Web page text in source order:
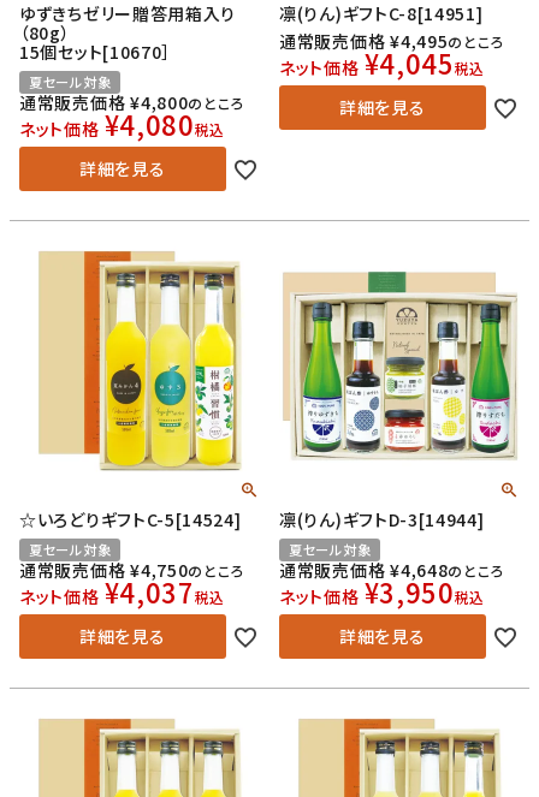
ゆずきちゼリー贈答用箱入り
（80g）
15個セット[10670］
夏セール対象
通常販売価格 ¥4,800のところ
ネット価格 ¥4,080税込
詳細を見る
凛(りん)ギフトC-8[14951]
通常販売価格 ¥4,495のところ
ネット価格 ¥4,045税込
詳細を見る
☆いろどりギフトC-5[14524]
夏セール対象
通常販売価格 ¥4,750のところ
ネット価格 ¥4,037税込
詳細を見る
凛(りん)ギフトD-3[14944]
夏セール対象
通常販売価格 ¥4,648のところ
ネット価格 ¥3,950税込
詳細を見る